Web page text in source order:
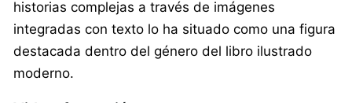
historias complejas a través de imágenes
integradas con texto lo ha situado como una figura
destacada dentro del género del libro ilustrado
moderno.